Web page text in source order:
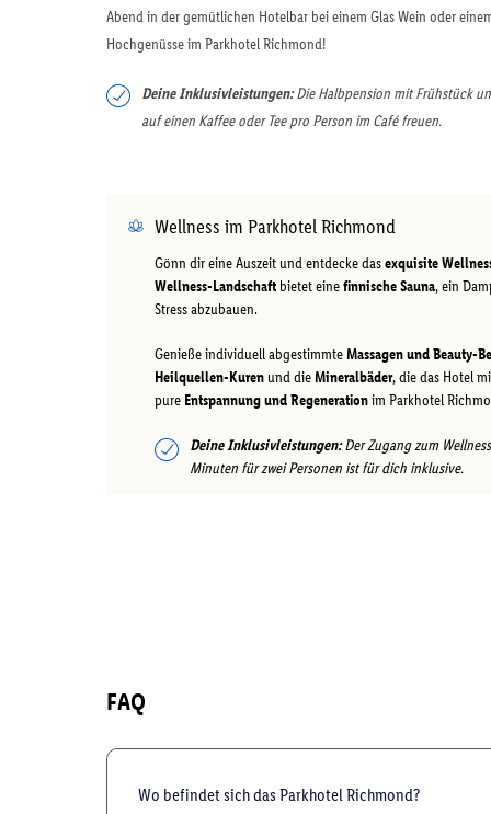
Abend in der gemütlichen Hotelbar bei einem Glas Wein oder
Hochgenüsse im Parkhotel Richmond!
Deine Inklusivleistungen:Die Halbpension mit Frühstück
auf einen Kaffee oder Tee pro Person im Café freuen.
Wellness im Parkhotel Richmond
Gönn dir eine Auszeit und entdecke dasexquisite
Wellness-Landschaft bietet einefinnische Sauna, ein
Stress abzubauen.
Genieße individuell abgestimmteMassagen und Beauty-
Heilquellen-Kuren und dieMineralbäder, die das Hotel
pure Entspannung und Regenerationim Parkhotel
Deine Inklusivleistungen:Der Zugang zum
Minuten für zwei Personen ist für dich inklusive.
FAQ
Wo befindet sich das Parkhotel Richmond?